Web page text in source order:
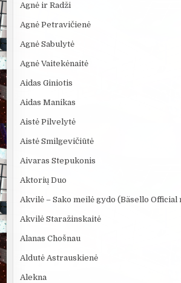
Agnė ir Radži
Agnė Petravičienė
Agnė Sabulytė
Agnė Vaitekėnaitė
Aidas Giniotis
Aidas Manikas
Aistė Pilvelytė
Aistė Smilgevičiūtė
Aivaras Stepukonis
Aktorių Duo
Akvilė – Sako meilė gydo (Bäsello Official
Akvilė Staražinskaitė
Alanas Chošnau
Aldutė Astrauskienė
Alekna